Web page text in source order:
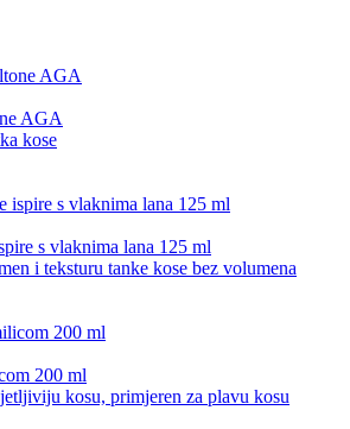
AGA
kose
s vlaknima lana 125 ml
i teksturu tanke kose bez volumena
200 ml
kosu, primjeren za plavu kosu